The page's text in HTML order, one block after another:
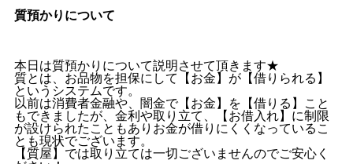
質預かりについて
本日は質預かりについて説明させて頂きます★
質とは、お品物を担保にして【お金】が【借りられる】
というシステムです。
以前は消費者金融や、闇金で【お金】を【借りる】こと
もできましたが、金利や取り立て、【お借入れ】に制限
が設けられたこともありお金が借りにくくなっているこ
とも現状でございます。
【質屋】では取り立ては一切ございませんのでご安心く